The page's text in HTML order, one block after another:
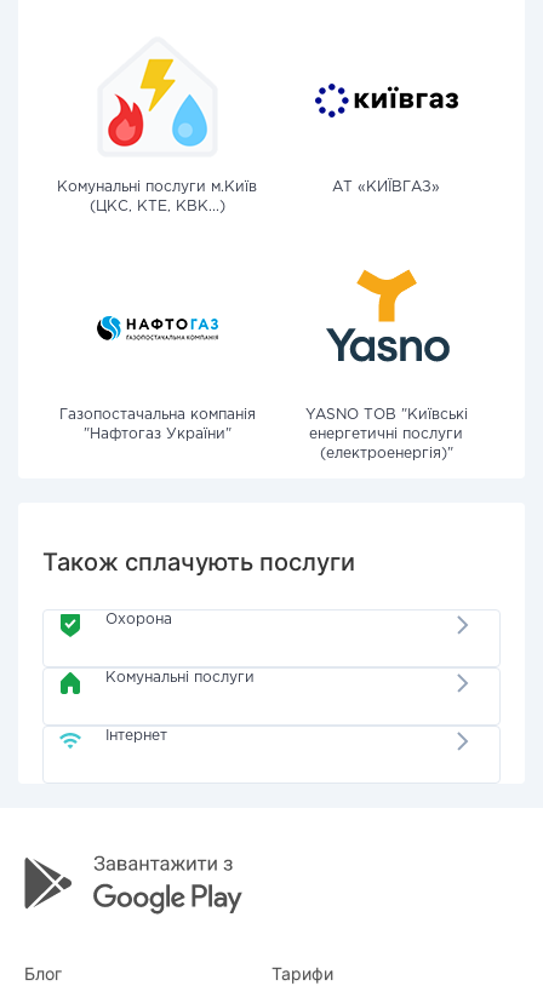
Комунальні послуги м.Київ
(ЦКС, КТЕ, КВК...)
АТ «КИЇВГАЗ»
Газопостачальна компанія
"Нафтогаз України"
YASNO ТОВ "Київські
енергетичні послуги
(електроенергія)"
Також сплачують послуги
Охорона
Комунальні послуги
Інтернет
Блог Тарифи